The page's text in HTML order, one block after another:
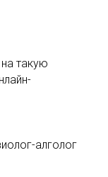
такую
алголог